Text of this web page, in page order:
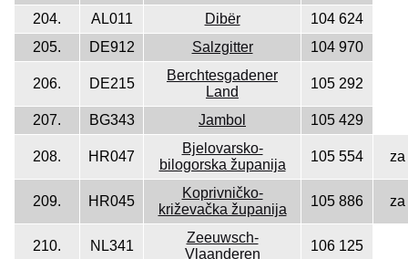
204.
AL011 Dibër
104 624
205.
DE912 Salzgitter 104 970
206. DE215
Berchtesgadener
Land
105 292
207. BG343 Jambol 105 429
208. HR047
Bjelovarsko-
bilogorska županija
105 554 za
209. HR045
Koprivničko-
križevačka županija
105 886 za
210. NL341
Zeeuwsch-
Vlaanderen
106 125